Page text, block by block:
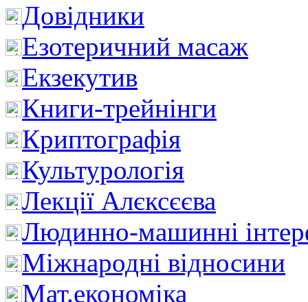
Довідники
Езотеричний масаж
Екзекутив
Книги-трейнінги
Криптографія
Культурологія
Лекції Алєксєєва
Людинно-машинні
Міжнародні відносини
Мат.економіка